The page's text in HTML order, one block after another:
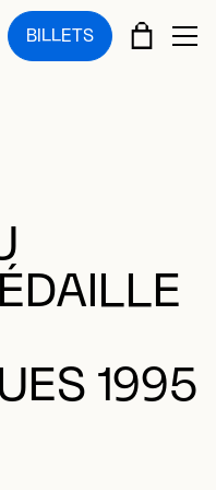
BILLETS PANIER
1995